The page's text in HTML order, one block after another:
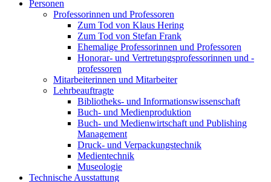
Personen
Professorinnen und Professoren
Zum Tod von Klaus Hering
Zum Tod von Stefan Frank
Ehemalige Professorinnen und Professoren
Honorar- und Vertretungsprofessorinnen und -
professoren
Mitarbeiterinnen und Mitarbeiter
Lehrbeauftragte
Bibliotheks- und Informationswissenschaft
Buch- und Medienproduktion
Buch- und Medienwirtschaft und Publishing
Management
Druck- und Verpackungstechnik
Medientechnik
Museologie
Technische Ausstattung